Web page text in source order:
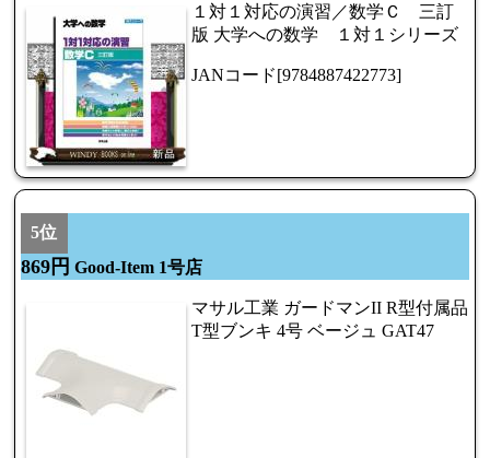
１対１対応の演習／数学Ｃ 三訂
版 大学への数学 １対１シリーズ
JANコード[9784887422773]
5位
869円 Good-Item 1号店
マサル工業 ガードマンII R型付属品
T型ブンキ 4号 ベージュ GAT47